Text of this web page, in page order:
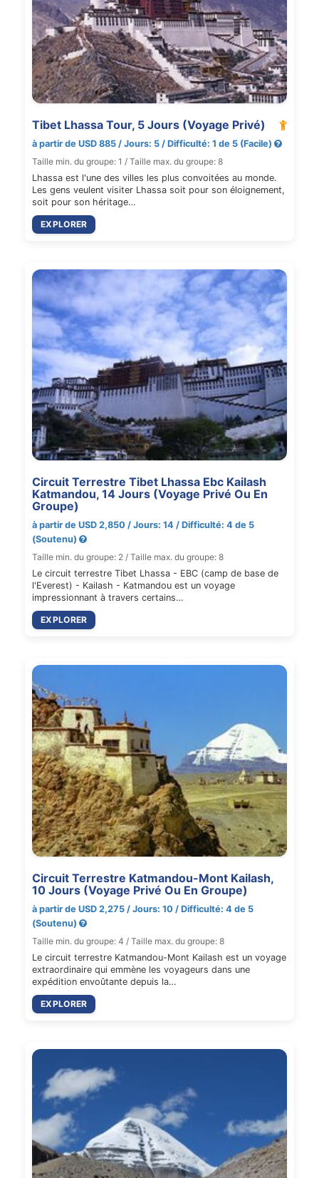
Tibet Lhassa Tour, 5 Jours (Voyage Privé)
à partir de USD 885 / Jours: 5 / Difficulté: 1 de 5 (Facile)
Taille min. du groupe: 1 / Taille max. du groupe: 8
Lhassa est l'une des villes les plus convoitées au monde.
Les gens veulent visiter Lhassa soit pour son éloignement,
soit pour son héritage…
EXPLORER
Circuit Terrestre Tibet Lhassa Ebc Kailash
Katmandou, 14 Jours (Voyage Privé Ou En
Groupe)
à partir de USD 2,850 / Jours: 14 / Difficulté: 4 de 5
(Soutenu)
Taille min. du groupe: 2 / Taille max. du groupe: 8
Le circuit terrestre Tibet Lhassa - EBC (camp de base de
l'Everest) - Kailash - Katmandou est un voyage
impressionnant à travers certains…
EXPLORER
Circuit Terrestre Katmandou-Mont Kailash,
10 Jours (Voyage Privé Ou En Groupe)
à partir de USD 2,275 / Jours: 10 / Difficulté: 4 de 5
(Soutenu)
Taille min. du groupe: 4 / Taille max. du groupe: 8
Le circuit terrestre Katmandou-Mont Kailash est un voyage
extraordinaire qui emmène les voyageurs dans une
expédition envoûtante depuis la…
EXPLORER